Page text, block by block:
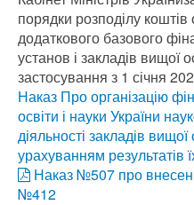
порядки розподілу коштів
додаткового базового
установ і закладів вищої
застосування з 1 січня
Наказ Про організацію
освіти і науки України
діяльності закладів
урахуванням результатів
Наказ №507 про
№412